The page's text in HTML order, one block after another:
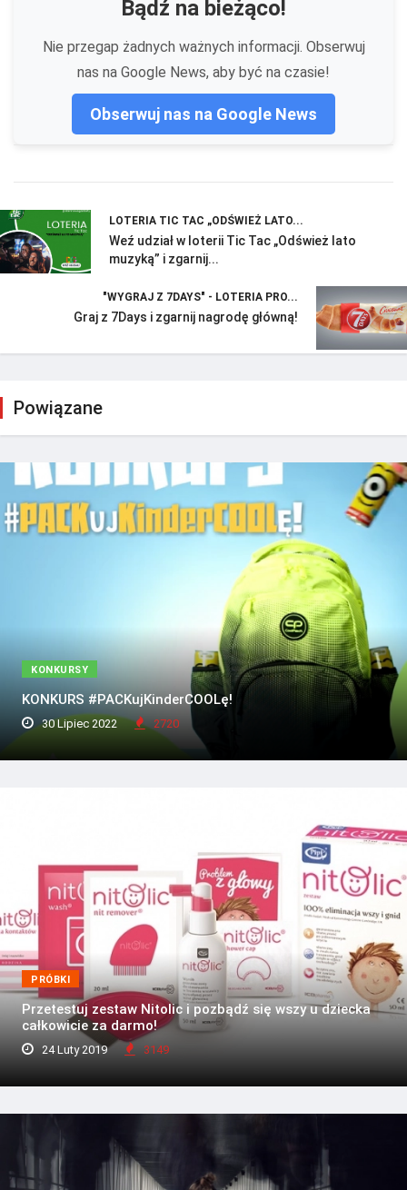
Bądź na bieżąco!
Nie przegap żadnych ważnych informacji. Obserwuj
nas na Google News, aby być na czasie!
Obserwuj nas na Google News
LOTERIA TIC TAC „ODŚWIEŻ LATO...
Weź udział w loterii Tic Tac „Odśwież lato
muzyką” i zgarnij...
"WYGRAJ Z 7DAYS" - LOTERIA PRO...
Graj z 7Days i zgarnij nagrodę główną!
Powiązane
KONKURSY
KONKURS #PACKujKinderCOOLę!
30 Lipiec 2022 2720
PRÓBKI
Przetestuj zestaw Nitolic i pozbądź się wszy u dziecka
całkowicie za darmo!
24 Luty 2019 3149